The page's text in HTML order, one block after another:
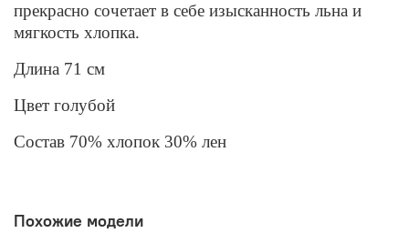
прекрасно сочетает в себе изысканность льна и
мягкость хлопка.
Длина 71 см
Цвет голубой
Состав 70% хлопок 30% лен
Похожие модели